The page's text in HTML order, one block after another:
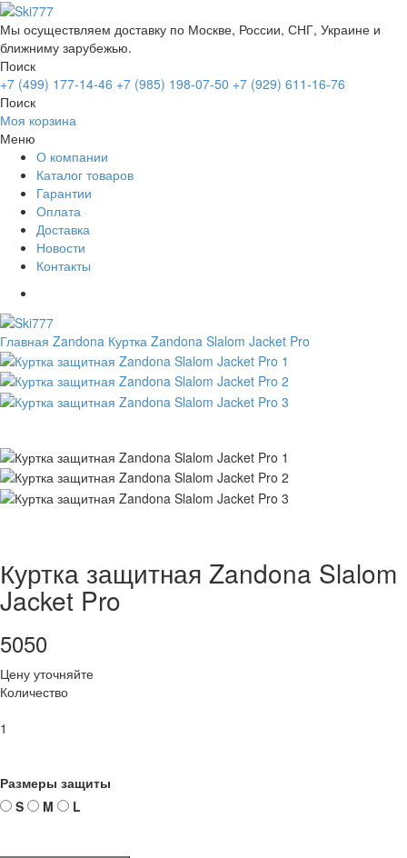
Мы осуществляем доставку по Москве, России, СНГ, Украине и
ближниму зарубежью.
Поиск
+7 (499) 177-14-46 +7 (985) 198-07-50 +7 (929) 611-16-76
Поиск
Моя корзина
Меню
О компании
Каталог товаров
Гарантии
Оплата
Доставка
Новости
Контакты
Главная Zandona Куртка Zandona Slalom Jacket Pro
Куртка защитная Zandona Slalom
Jacket Pro
5050
Цену уточняйте
Количество
1
Размеры защиты
S
M L